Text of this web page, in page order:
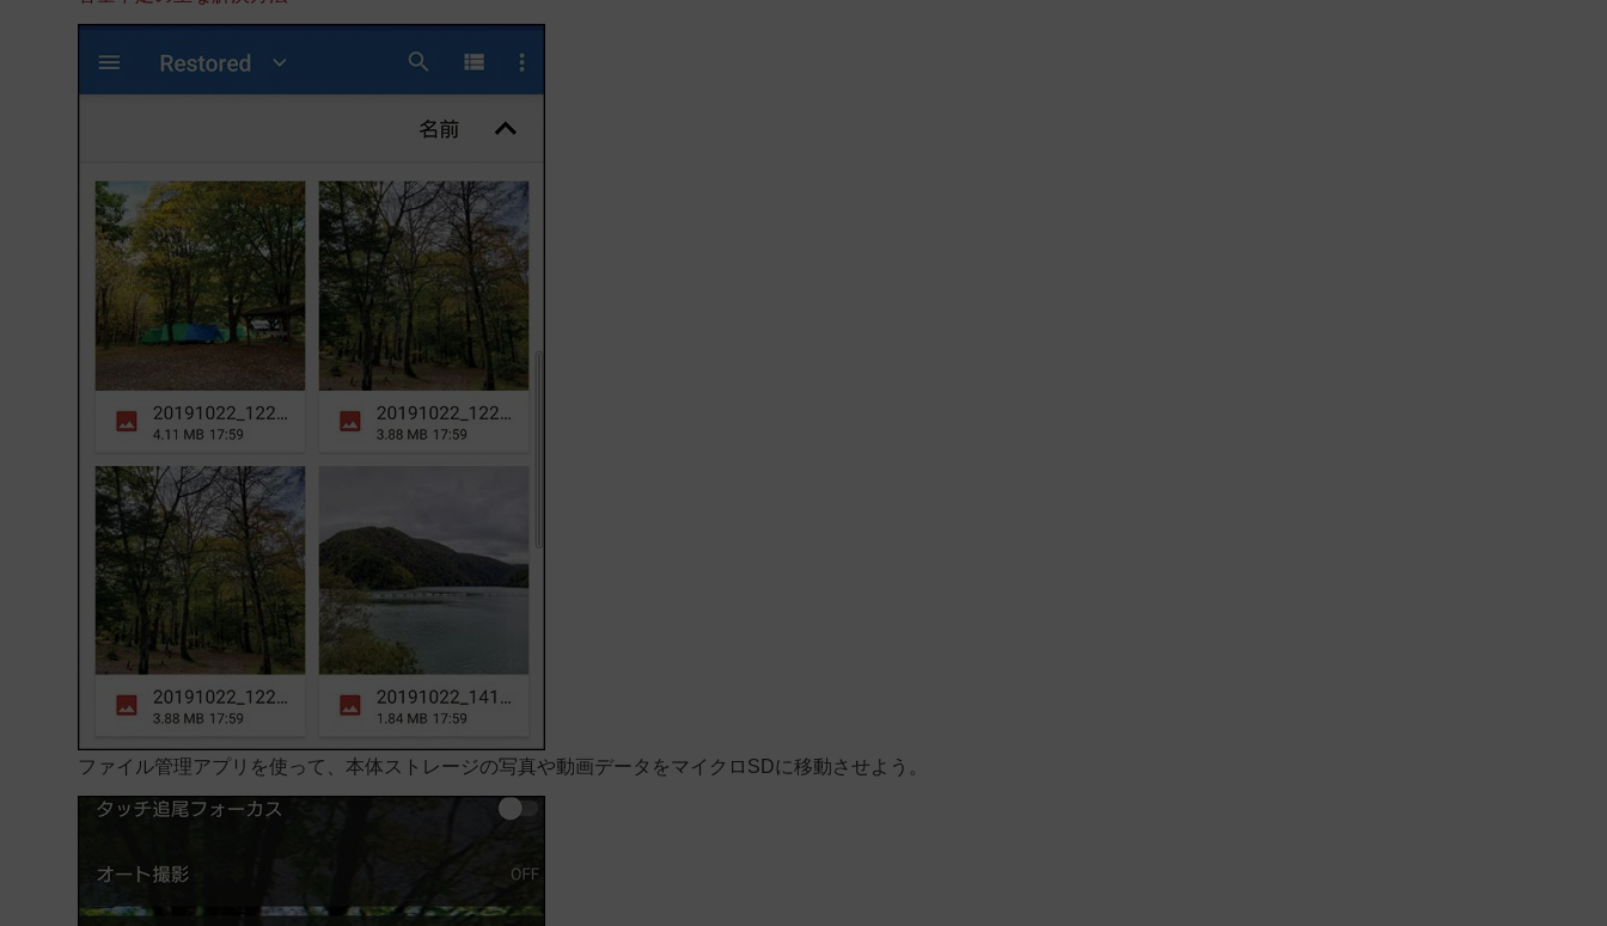
ファイル管理アプリを使って、本体ストレージの写真や動画データをマイクロSDに移動させよう。